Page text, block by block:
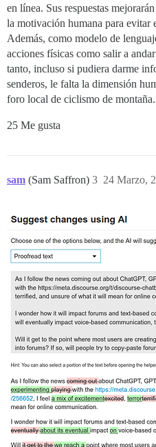
en línea. Sus respuestas
la motivación humana para evitar
Además, como modelo de
acciones físicas como salir a
tanto, incluso si pudiera darme
senderos, le falta la dimensión
foro local de ciclismo de montaña.
25 Me gusta
sam (Sam Saffron) 24 Marzo,
3